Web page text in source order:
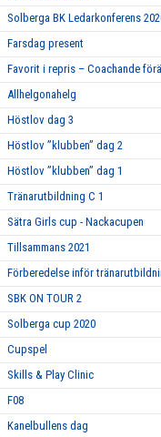
Solberga BK Ledarkonferens
Farsdag present
Favorit i repris – Coachande
Allhelgonahelg
Höstlov dag 3
Höstlov ”klubben” dag 2
Höstlov ”klubben” dag 1
Tränarutbildning C 1
Sätra Girls cup - Nackacupen
Tillsammans 2021
Förberedelse inför
SBK ON TOUR 2
Solberga cup 2020
Cupspel
Skills & Play Clinic
F08
Kanelbullens dag